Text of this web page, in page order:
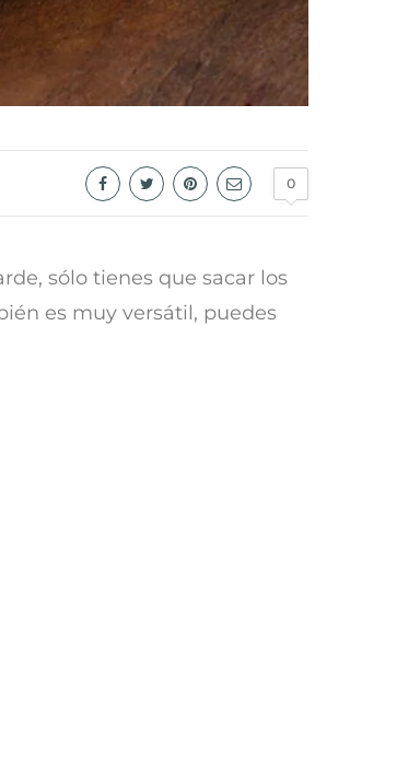
0
sólo tienes que sacar los
es muy versátil, puedes